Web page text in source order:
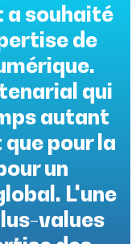
a souhaité
de
qui
autant
pour la
un
L'une
values